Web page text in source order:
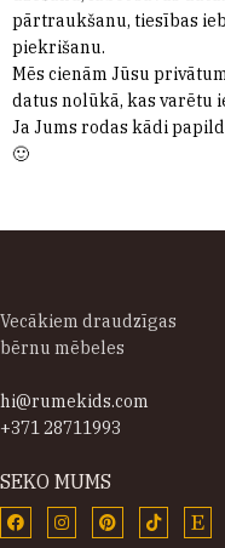
pārtraukšanu, tiesības
piekrišanu.
Mēs cienām Jūsu
datus nolūkā, kas varētu
Ja Jums rodas kādi
🙂
Vecākiem draudzīgas
bērnu mēbeles
hi@rumekids.com
+371 28711993
SEKO MUMS